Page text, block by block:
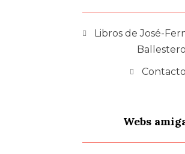
Libros de José-
Contacto
Webs